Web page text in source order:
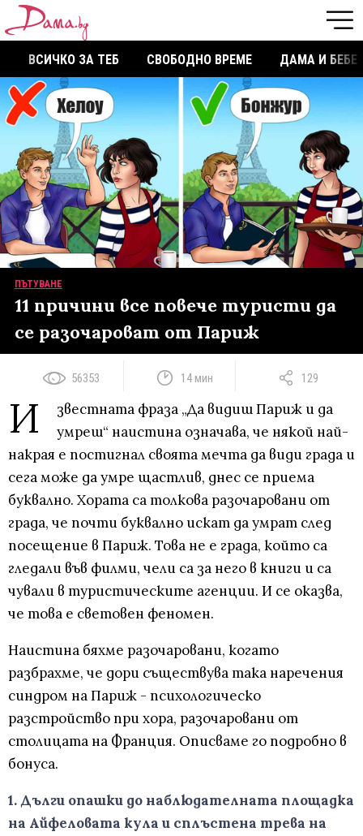
ВСИЧКО ЗА ТЕБ СВОБОДНО ВРЕМЕ ДАМА И БЕБЕ
ПЪТУВАНЕ
11 причини все повече туристи да
се разочароват от Париж
56353 14 мин 129
И
звестната фраза „Да видиш Париж и да
умреш“ наистина означава, че някой най-
накрая е постигнал своята мечта да види града и
сега може да умре щастлив, днес се приема
буквално. Хората са толкова разочаровани от
града, че почти буквално искат да умрат след
посещение в Париж. Това не е града, който са
гледали във филми, чели са за него в книги и са
чували в туристическите агенции. И се оказва,
че това е световен феномен.
Наистина бяхме разочаровани, когато
разбрахме, че дори съществува така наречения
синдром на Париж - психологическо
разстройство при хора, разочаровани от
столицата на Франция. Описваме го подробно в
бонуса.
1. Дълги опашки до наблюдателната площадка
на Айфеловата кула и сплъстена трева на